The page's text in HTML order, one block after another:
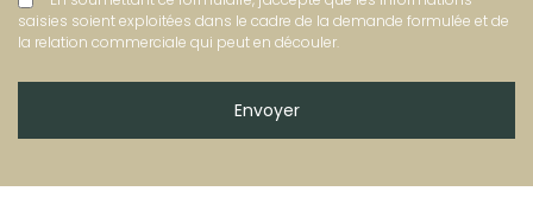
saisies soient exploitées dans le cadre de la demande formulée et de
la relation commerciale qui peut en découler.